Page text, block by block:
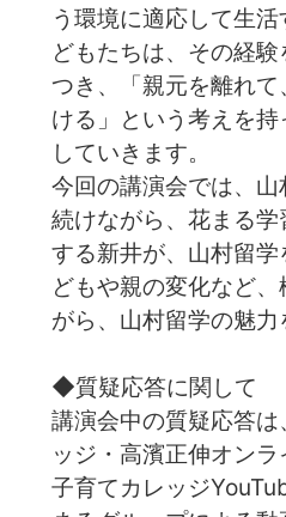
う環境に適応して生
どもたちは、その経
つき、「親元を離れ
ける」という考えを
していきます。
今回の講演会では、
続けながら、花まる
する新井が、山村留
どもや親の変化など
がら、山村留学の魅力
◆質疑応答に関して
講演会中の質疑応答
ッジ・高濱正伸オン
子育てカレッジ